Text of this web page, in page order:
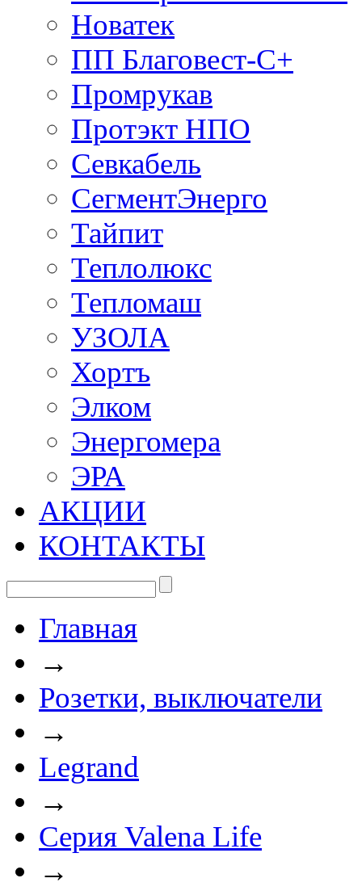
Новатек
ПП Благовест-С+
Промрукав
Протэкт НПО
Севкабель
СегментЭнерго
Тайпит
Теплолюкс
Тепломаш
УЗОЛА
Хортъ
Элком
Энергомера
ЭРА
АКЦИИ
КОНТАКТЫ
Главная
→
Розетки, выключатели
→
Legrand
→
Серия Valena Life
→